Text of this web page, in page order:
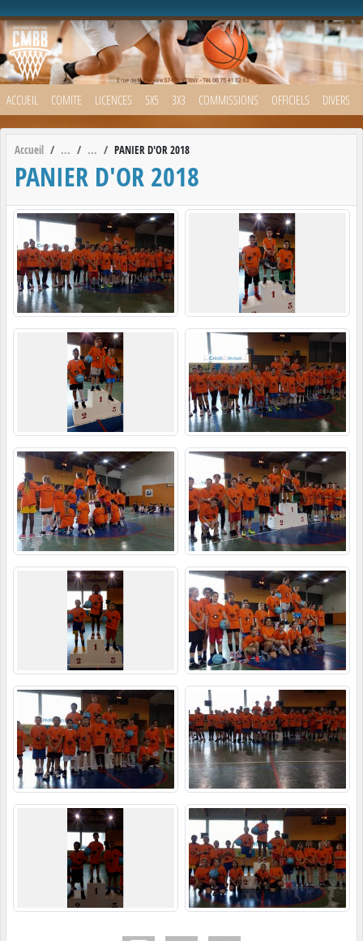
ACCUEIL COMITE LICENCES 5X5 3X3 COMMISSIONS OFFICIELS DIVERS
Accueil PANIER D'OR 2018
PANIER D'OR 2018